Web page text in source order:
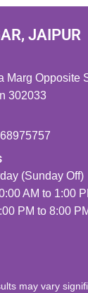
JAIPUR
Marg Opposite
302033
(Sunday Off)
AM to 1:00
PM to 8:00
may vary